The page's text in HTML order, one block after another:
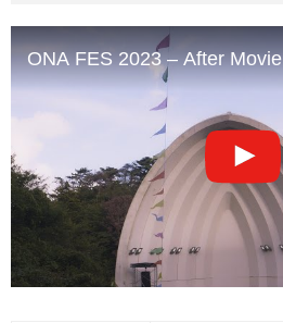
ONA FES 2023 – After Movie